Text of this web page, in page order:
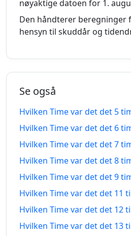
siden
02.08.2026
siden
siden
9 timer
siden
01.08.2026
9
10
timer
siden
01.08.2026
10
11
timer
siden
01.08.2026
11
nøyaktige datoen for 1.
Den håndterer beregninger
hensyn til skuddår og
Se også
Hvilken Time var det det 5
Hvilken Time var det det 6
Hvilken Time var det det 7
Hvilken Time var det det 8
Hvilken Time var det det 9
Hvilken Time var det det 11
Hvilken Time var det det 12
Hvilken Time var det det 13